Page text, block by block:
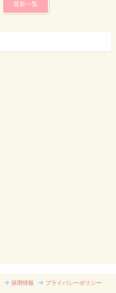
最新一覧
採用情報 プライバシーポリシー